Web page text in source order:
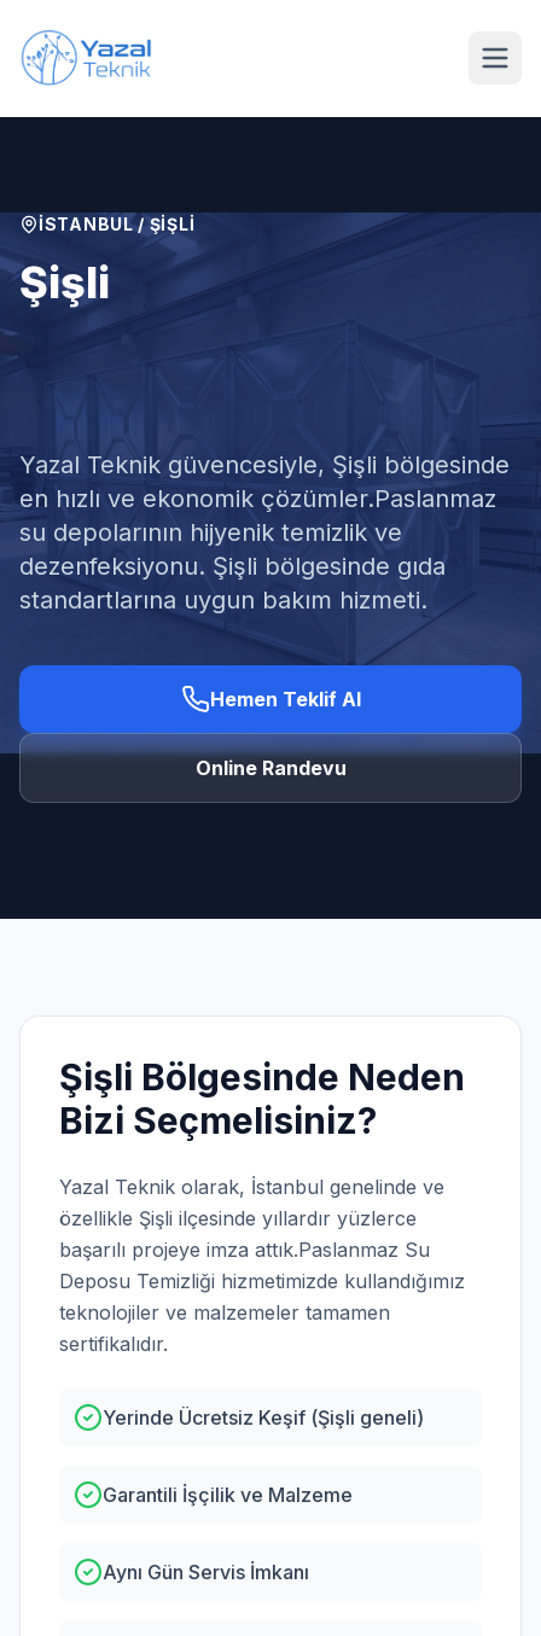
Ücretsiz Keşif Al
İSTANBUL/ŞIŞLI
Şişli
Paslanmaz Su Deposu
Temizliği
Yazal Teknik güvencesiyle, Şişli bölgesinde
en hızlı ve ekonomik çözümler.Paslanmaz
su depolarının hijyenik temizlik ve
dezenfeksiyonu. Şişli bölgesinde gıda
standartlarına uygun bakım hizmeti.
Hemen Teklif Al
Online Randevu
Şişli Bölgesinde Neden
Bizi Seçmelisiniz?
Yazal Teknik olarak, İstanbul genelinde ve
özellikle Şişli ilçesinde yıllardır yüzlerce
başarılı projeye imza attık.Paslanmaz Su
Deposu Temizliği hizmetimizde kullandığımız
teknolojiler ve malzemeler tamamen
sertifikalıdır.
Yerinde Ücretsiz Keşif (Şişli geneli)
Garantili İşçilik ve Malzeme
Aynı Gün Servis İmkanı